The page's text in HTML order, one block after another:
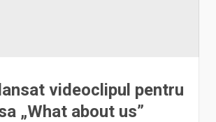
videoclipul pentru
„What about us”